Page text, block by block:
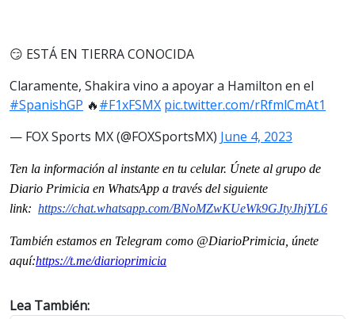
😏 ESTÁ EN TIERRA CONOCIDA
Claramente, Shakira vino a apoyar a Hamilton en el
#SpanishGP 🔥#F1xFSMX pic.twitter.com/rRfmlCmAt1
— FOX Sports MX (@FOXSportsMX) June 4, 2023
Ten la información al instante en tu celular. Únete al grupo de
Diario Primicia en WhatsApp a través del siguiente
link: https://chat.whatsapp.com/BNoMZwKUeWk9GJtyJhjYL6
También estamos en Telegram como @DiarioPrimicia, únete
aquí:https://t.me/diarioprimicia
Lea También: